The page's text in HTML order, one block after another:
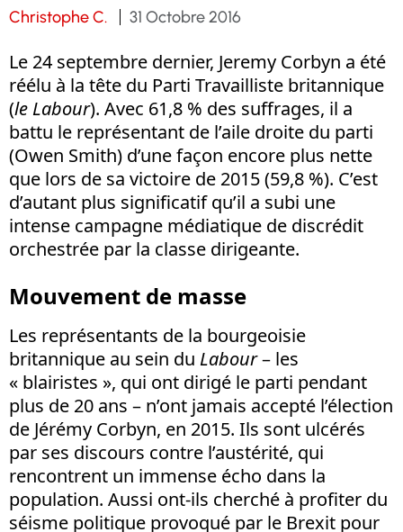
Christophe C. 31 Octobre 2016
Le 24 septembre dernier, Jeremy Corbyn a été
réélu à la tête du Parti Travailliste britannique
(le Labour). Avec 61,8 % des suffrages, il a
battu le représentant de l’aile droite du parti
(Owen Smith) d’une façon encore plus nette
que lors de sa victoire de 2015 (59,8 %). C’est
d’autant plus significatif qu’il a subi une
intense campagne médiatique de discrédit
orchestrée par la classe dirigeante.
Mouvement de masse
Les représentants de la bourgeoisie
britannique au sein du Labour– les
« blairistes », qui ont dirigé le parti pendant
plus de 20 ans – n’ont jamais accepté l’élection
de Jérémy Corbyn, en 2015. Ils sont ulcérés
par ses discours contre l’austérité, qui
rencontrent un immense écho dans la
population. Aussi ont-ils cherché à profiter du
séisme politique provoqué par le Brexit pour